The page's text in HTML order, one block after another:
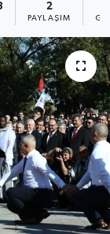
2
PAYLAŞIM